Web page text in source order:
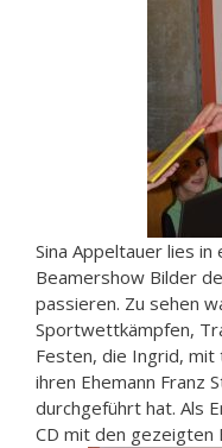
Sina Appeltauer lies
Beamershow Bilder
passieren. Zu sehen
Sportwettkämpfen,
Festen, die Ingrid,
ihren Ehemann Franz
durchgeführt hat. Als
CD mit den gezeigten